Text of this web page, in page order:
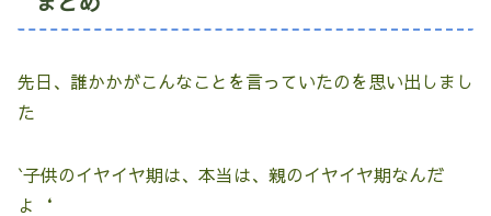
先日、誰かかがこんなことを言っていたのを思い出しまし
た
`子供のイヤイヤ期は、本当は、親のイヤイヤ期なんだ
よ‘